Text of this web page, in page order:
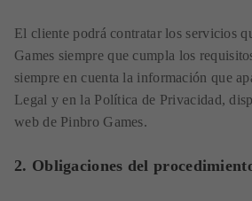
El cliente podrá contratar los servicios
Games siempre que cumpla los
siempre en cuenta la información que
Legal y en la Política de Privacidad,
web de Pinbro Games.
2. Obligaciones del